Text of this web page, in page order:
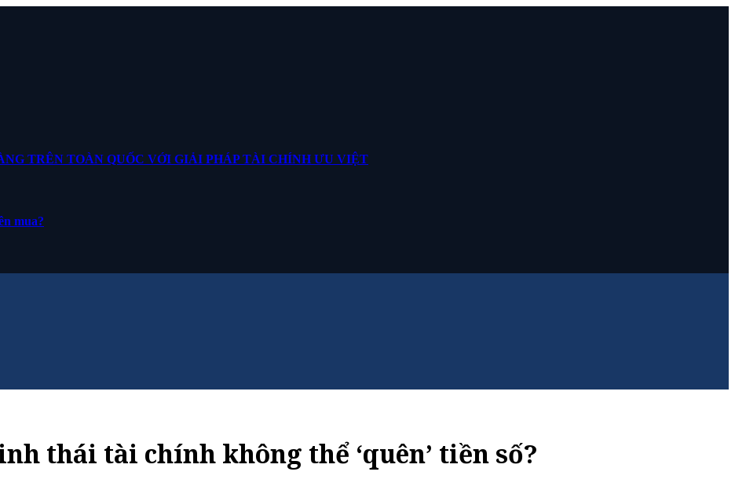
TRÊN TOÀN QUỐC VỚI GIẢI PHÁP TÀI CHÍNH ƯU VIỆT
mua?
thái tài chính không thể ‘quên’ tiền số?